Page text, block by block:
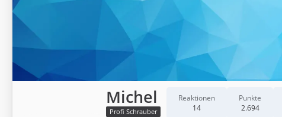
Michel
Profi Schrauber
Reaktionen
14
Punkte
2.694